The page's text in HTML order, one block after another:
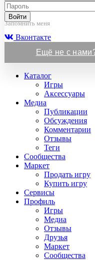
Войти
Запомнить меня
Вконтакте
Ещё не с
Каталог
Игры
Аксессуары
Медиа
Публикации
Обсуждения
Комментарии
Отзывы
Теги
Сообщества
Маркет
Продать игру
Купить игру
Сервисы
Профиль
Игры
Медиа
Отзывы
Друзья
Маркет
Сообщества